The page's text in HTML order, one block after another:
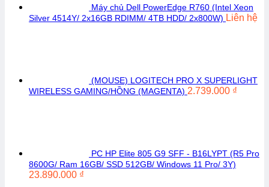
Máy chủ Dell PowerEdge R760 (Intel Xeon
Silver 4514Y/ 2x16GB RDIMM/ 4TB HDD/ 2x800W) Liên hệ
(MOUSE) LOGITECH PRO X SUPERLIGHT
WIRELESS GAMING/HỒNG (MAGENTA) 2.739.000 ₫
PC HP Elite 805 G9 SFF - B16LYPT (R5 Pro
8600G/ Ram 16GB/ SSD 512GB/ Windows 11 Pro/ 3Y)
23.890.000 ₫